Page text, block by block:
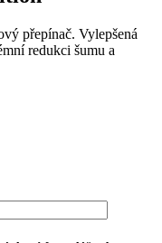
přepínač. Vylepšená
redukci šumu a